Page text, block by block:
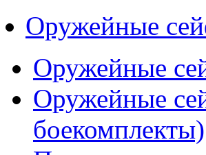
Оружейные
Оружейные
Оружейные
боекомплекты)